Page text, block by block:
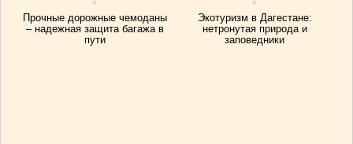
Прочные дорожные чемоданы
– надежная защита багажа в
пути
Экотуризм в Дагестане:
нетронутая природа и
заповедники